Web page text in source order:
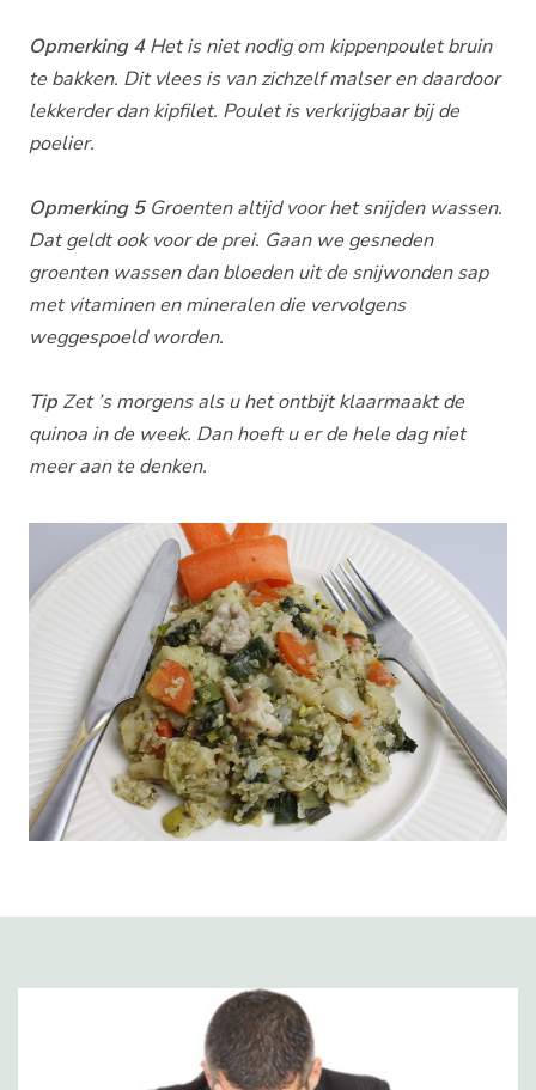
Opmerking 4Het is niet nodig om kippenpoulet bruin
te bakken. Dit vlees is van zichzelf malser en daardoor
lekkerder dan kipfilet. Poulet is verkrijgbaar bij de
poelier.
Opmerking 5 Groenten altijd voor het snijden wassen.
Dat geldt ook voor de prei. Gaan we gesneden
groenten wassen dan bloeden uit de snijwonden sap
met vitaminen en mineralen die vervolgens
weggespoeld worden.
Tip Zet ’s morgens als u het ontbijt klaarmaakt de
quinoa in de week. Dan hoeft u er de hele dag niet
meer aan te denken.